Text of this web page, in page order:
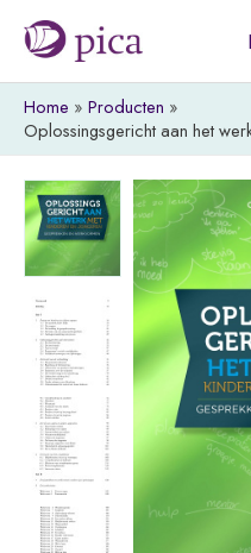
naar
de
inhoud
Home
Producten
Oplossingsgericht aan het